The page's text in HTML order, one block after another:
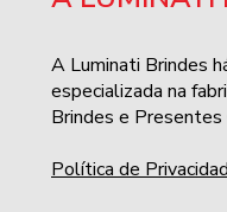
A Luminati Brindes
especializada na
Brindes e Presentes
Política de